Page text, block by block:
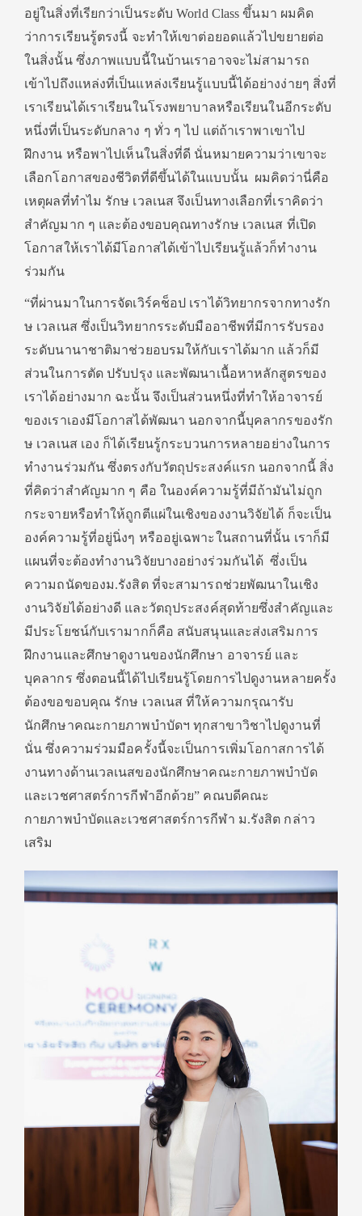
อยู่ในสิ่งที่เรียกว่าเป็นระดับ World Class ขึ้นมา ผมคิด
ว่าการเรียนรู้ตรงนี้ จะทําให้เขาต่อยอดแล้วไปขยายต่อ
ในสิ่งนั้น ซึ่งภาพแบบนี้ในบ้านเราอาจจะไม่สามารถ
เข้าไปถึงแหล่งที่เป็นแหล่งเรียนรู้แบบนี้ได้อย่างง่ายๆ สิ่งที่
เราเรียนได้เราเรียนในโรงพยาบาลหรือเรียนในอีกระดับ
หนึ่งที่เป็นระดับกลาง ๆ ทั่ว ๆ ไป แต่ถ้าเราพาเขาไป
ฝึกงาน หรือพาไปเห็นในสิ่งที่ดี นั่นหมายความว่าเขาจะ
เลือกโอกาสของชีวิตที่ดีขึ้นได้ในแบบนั้น ผมคิดว่านี่คือ
เหตุผลที่ทำไม รักษ เวลเนส จึงเป็นทางเลือกที่เราคิดว่า
สําคัญมาก ๆ และต้องขอบคุณทางรักษ เวลเนส ที่เปิด
โอกาสให้เราได้มีโอกาสได้เข้าไปเรียนรู้แล้วก็ทํางาน
ร่วมกัน
“ที่ผ่านมาในการจัดเวิร์คช็อป เราได้วิทยากรจากทางรัก
ษ เวลเนส ซึ่งเป็นวิทยากรระดับมืออาชีพที่มีการรับรอง
ระดับนานาชาติมาช่วยอบรมให้กับเราได้มาก แล้วก็มี
ส่วนในการตัด ปรับปรุง และพัฒนาเนื้อหาหลักสูตรของ
เราได้อย่างมาก ฉะนั้น จึงเป็นส่วนหนึ่งที่ทําให้อาจารย์
ของเราเองมีโอกาสได้พัฒนา นอกจากนี้บุคลากรของรัก
ษ เวลเนส เอง ก็ได้เรียนรู้กระบวนการหลายอย่างในการ
ทํางานร่วมกัน ซึ่งตรงกับวัตถุประสงค์แรก นอกจากนี้ สิ่ง
ที่คิดว่าสําคัญมาก ๆ คือ ในองค์ความรู้ที่มีถ้ามันไม่ถูก
กระจายหรือทําให้ถูกตีแผ่ในเชิงของงานวิจัยได้ ก็จะเป็น
องค์ความรู้ที่อยู่นิ่งๆ หรืออยู่เฉพาะในสถานที่นั้น เราก็มี
แผนที่จะต้องทํางานวิจัยบางอย่างร่วมกันได้ ซึ่งเป็น
ความถนัดของม.รังสิต ที่จะสามารถช่วยพัฒนาในเชิง
งานวิจัยได้อย่างดี และวัตถุประสงค์สุดท้ายซึ่งสําคัญและ
มีประโยชน์กับเรามากก็คือ สนับสนุนและส่งเสริมการ
ฝึกงานและศึกษาดูงานของนักศึกษา อาจารย์ และ
บุคลากร ซึ่งตอนนี้ได้ไปเรียนรู้โดยการไปดูงานหลายครั้ง
ต้องขอขอบคุณ รักษ เวลเนส ที่ให้ความกรุณารับ
นักศึกษาคณะกายภาพบำบัดฯ ทุกสาขาวิชาไปดูงานที่
นั่น ซึ่งความร่วมมือครั้งนี้จะเป็นการเพิ่มโอกาสการได้
งานทางด้านเวลเนสของนักศึกษาคณะกายภาพบำบัด
และเวชศาสตร์การกีฬาอีกด้วย” คณบดีคณะ
กายภาพบำบัดและเวชศาสตร์การกีฬา ม.รังสิต กล่าว
เสริม